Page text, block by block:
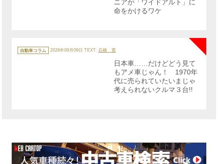
ニアが「ワイドアルト」に
命をかけるワケ
テ
ゴ
自動車コラム 2026年08月09日 TEXT: 石橋 寛
日本車……だけどどう見て
もアメ車じゃん！ 1970年
代に売られていたいまじゃ
考えられないクルマ３台!!